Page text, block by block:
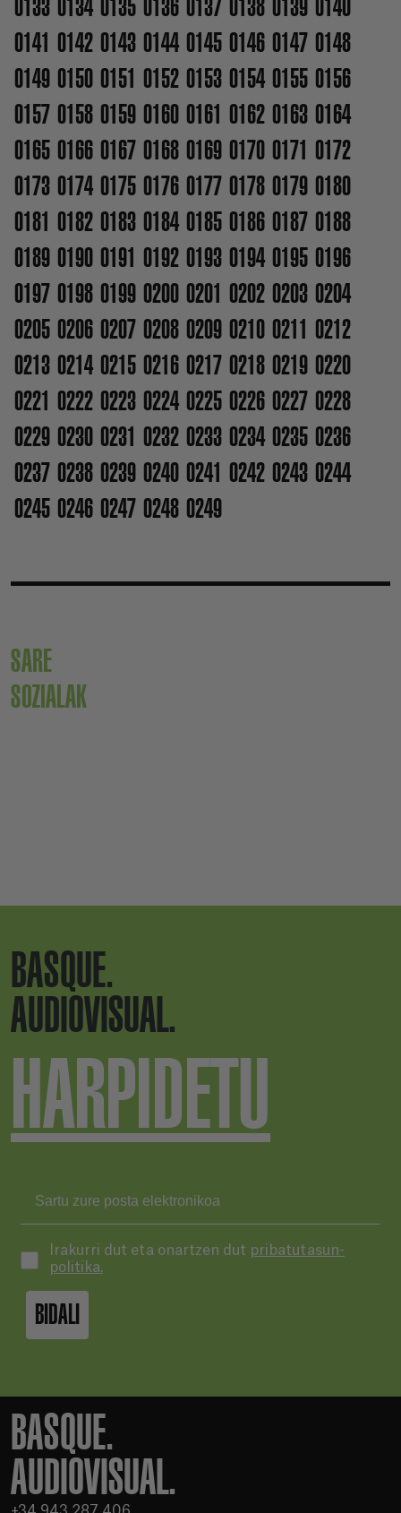
0133 0134 0135 0136 0137 0138 0139 0140
0141 0142 0143 0144 0145 0146 0147 0148
0149 0150 0151 0152 0153 0154 0155 0156
0157 0158 0159 0160 0161 0162 0163 0164
0165 0166 0167 0168 0169 0170 0171 0172
0173 0174 0175 0176 0177 0178 0179 0180
0181 0182 0183 0184 0185 0186 0187 0188
0189 0190 0191 0192 0193 0194 0195 0196
0197 0198 0199 0200 0201 0202 0203 0204
0205 0206 0207 0208 0209 0210 0211 0212
0213 0214 0215 0216 0217 0218 0219 0220
0221 0222 0223 0224 0225 0226 0227 0228
0229 0230 0231 0232 0233 0234 0235 0236
0237 0238 0239 0240 0241 0242 0243 0244
0245 0246 0247 0248 0249
SARE
SOZIALAK
BASQUE.
AUDIOVISUAL.
HARPIDETU
Irakurri dut eta onartzen dut pribatutasun-
politika.
BIDALI
BASQUE.
AUDIOVISUAL.